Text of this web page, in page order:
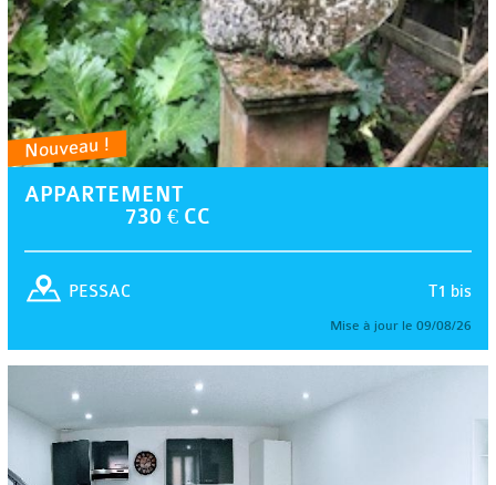
Nouveau !
APPARTEMENT
730 € CC
T1 bis
PESSAC
Mise à jour le 09/08/26